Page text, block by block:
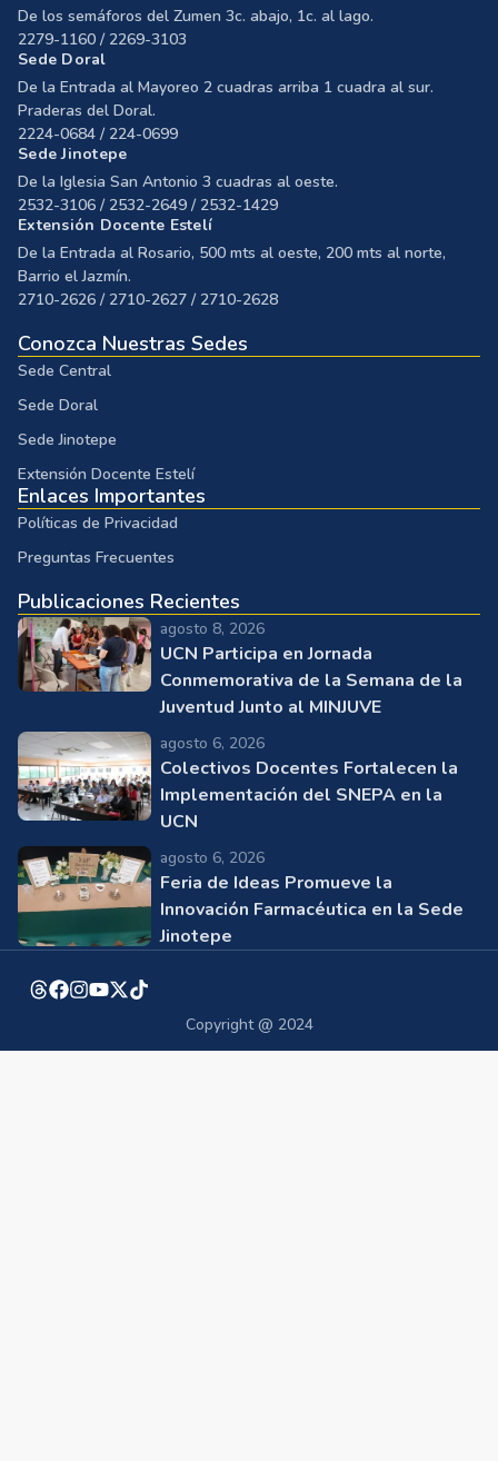
De los semáforos del Zumen 3c. abajo, 1c. al lago.
2279-1160 / 2269-3103
Sede Doral
De la Entrada al Mayoreo 2 cuadras arriba 1 cuadra al sur.
Praderas del Doral.
2224-0684 / 224-0699
Sede Jinotepe
De la Iglesia San Antonio 3 cuadras al oeste.
2532-3106 / 2532-2649 / 2532-1429
Extensión Docente Estelí
De la Entrada al Rosario, 500 mts al oeste, 200 mts al norte,
Barrio el Jazmín.
2710-2626 / 2710-2627 / 2710-2628
Conozca Nuestras Sedes
Sede Central
Sede Doral
Sede Jinotepe
Extensión Docente Estelí
Enlaces Importantes
Políticas de Privacidad
Preguntas Frecuentes
Publicaciones Recientes
agosto 8, 2026
UCN Participa en Jornada
Conmemorativa de la Semana de la
Juventud Junto al MINJUVE
agosto 6, 2026
Colectivos Docentes Fortalecen la
Implementación del SNEPA en la
UCN
agosto 6, 2026
Feria de Ideas Promueve la
Innovación Farmacéutica en la Sede
Jinotepe
Copyright @ 2024